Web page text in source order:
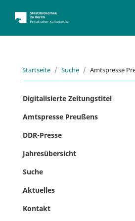
Startseite Suche Amtspresse
Digitalisierte Zeitungstitel
Amtspresse Preußens
DDR-Presse
Jahresübersicht
Suche
Aktuelles
Kontakt